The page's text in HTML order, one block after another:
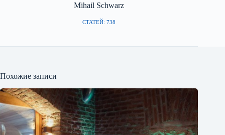
Mihail Schwarz
СТАТЕЙ: 738
Похожие записи